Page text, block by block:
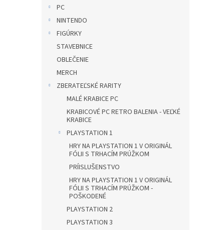
PC
NINTENDO
FIGÚRKY
STAVEBNICE
OBLEČENIE
MERCH
ZBERATEĽSKÉ RARITY
MALÉ KRABICE PC
KRABICOVÉ PC RETRO BALENIA - VEĽKÉ
KRABICE
PLAYSTATION 1
HRY NA PLAYSTATION 1 V ORIGINÁL
FÓLII S TRHACÍM PRÚŽKOM
PRÍISLUŠENSTVO
HRY NA PLAYSTATION 1 V ORIGINÁL
FÓLII S TRHACÍM PRÚŽKOM -
POŠKODENÉ
PLAYSTATION 2
PLAYSTATION 3